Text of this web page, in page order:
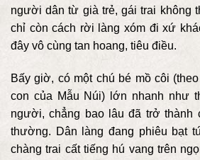
người dân từ già trẻ, gái trai không
chỉ còn cách rời làng xóm đi xứ
đây vô cùng tan hoang, tiêu điều.
Bấy giờ, có một chú bé mồ côi
con của Mẫu Núi) lớn nhanh như
người, chẳng bao lâu đã trở thành
thường. Dân làng đang phiêu bạt
chàng trai cất tiếng hú vang trên